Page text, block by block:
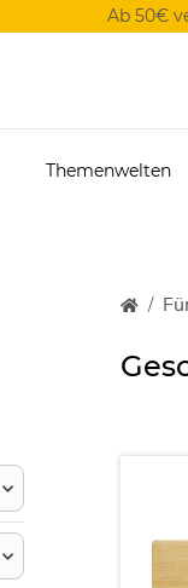
Ab 50€
Themenwelten